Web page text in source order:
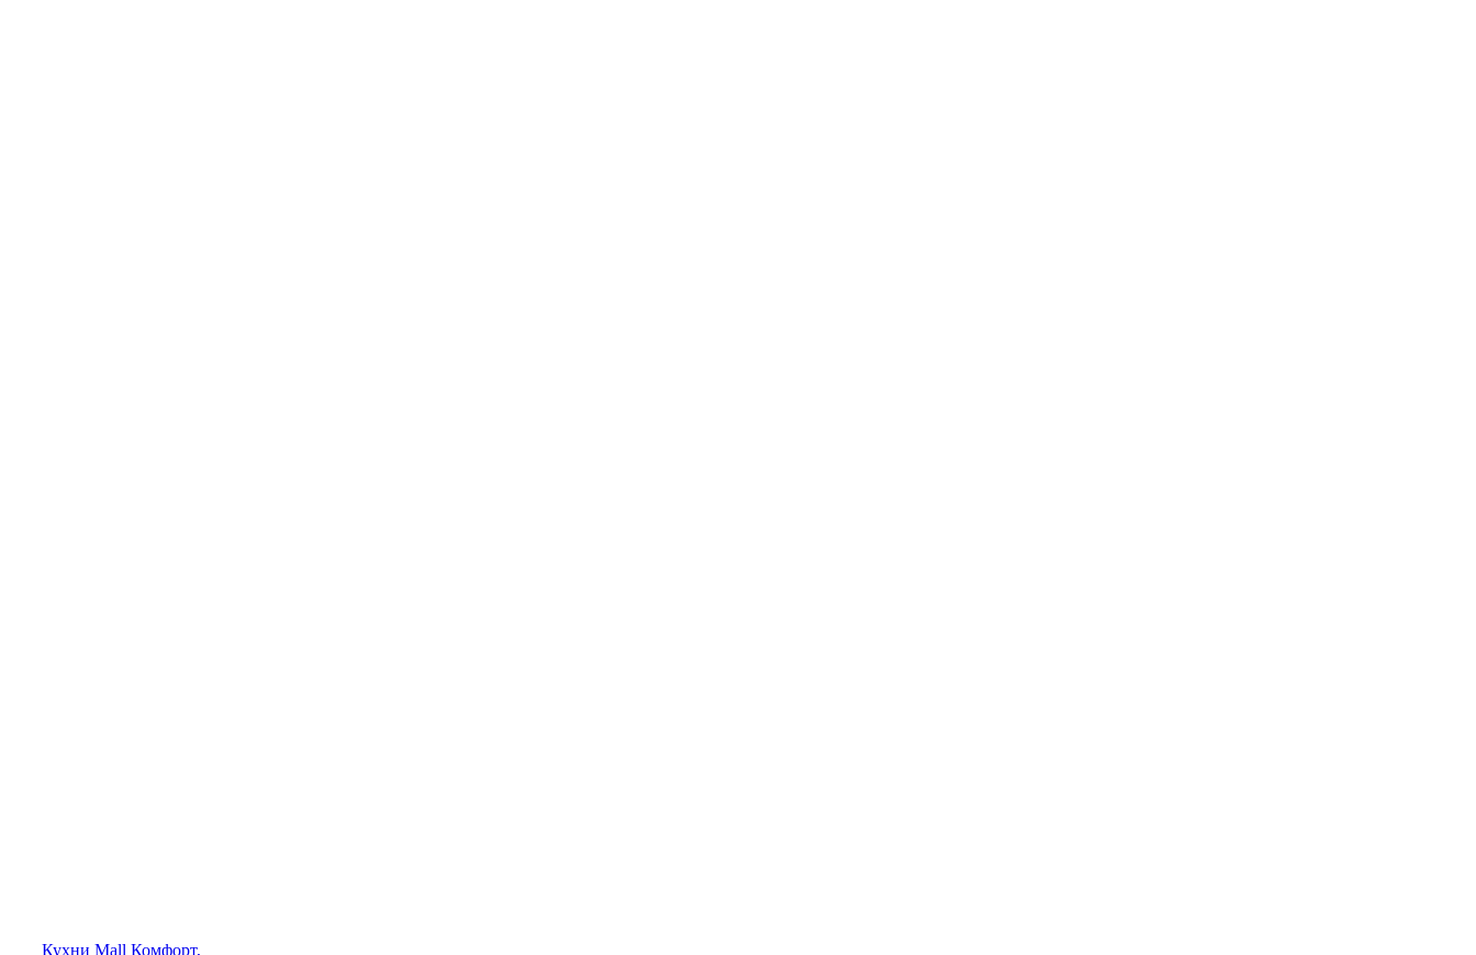
Кухни Mall Комфорт,